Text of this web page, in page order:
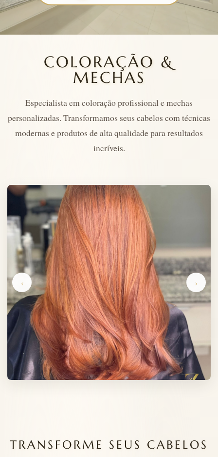
COLORAÇÃO &
MECHAS
Especialista em coloração profissional e mechas
personalizadas. Transformamos seus cabelos com técnicas
modernas e produtos de alta qualidade para resultados
incríveis.
‹ ›
TRANSFORME SEUS CABELOS